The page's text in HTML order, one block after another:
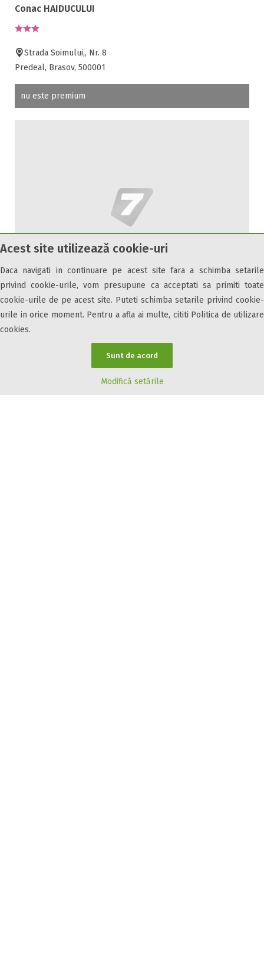
Acest site utilizează cookie-uri
Daca navigati in continuare pe acest site fara a schimba setarile
privind cookie-urile, vom presupune ca acceptati sa primiti toate
cookie-urile de pe acest site. Puteti schimba setarile privind cookie-
urile in orice moment. Pentru a afla ai multe, cititi Politica de utilizare
cookies.
Sunt de acord
Modifică setările
Conac HAIDUCULUI
Strada Soimului,, Nr. 8
Predeal, Brasov, 500001
nu este premium
Casa Nona
Strada Stefan cel Mare, Nr. 4
Predeal, Brasov, 505300